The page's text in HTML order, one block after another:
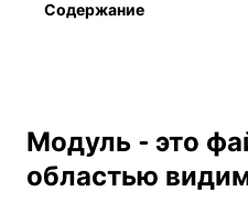
Модуль - это
областью
Содержание